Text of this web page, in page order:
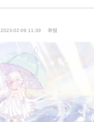
2023-02-09 11:39 举报